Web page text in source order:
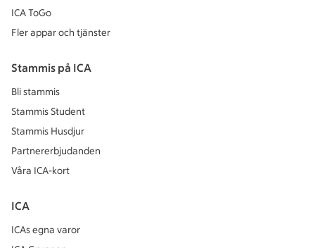
ICA ToGo
Fler appar och tjänster
Stammis på ICA
Bli stammis
Stammis Student
Stammis Husdjur
Partnererbjudanden
Våra ICA-kort
ICA
ICAs egna varor